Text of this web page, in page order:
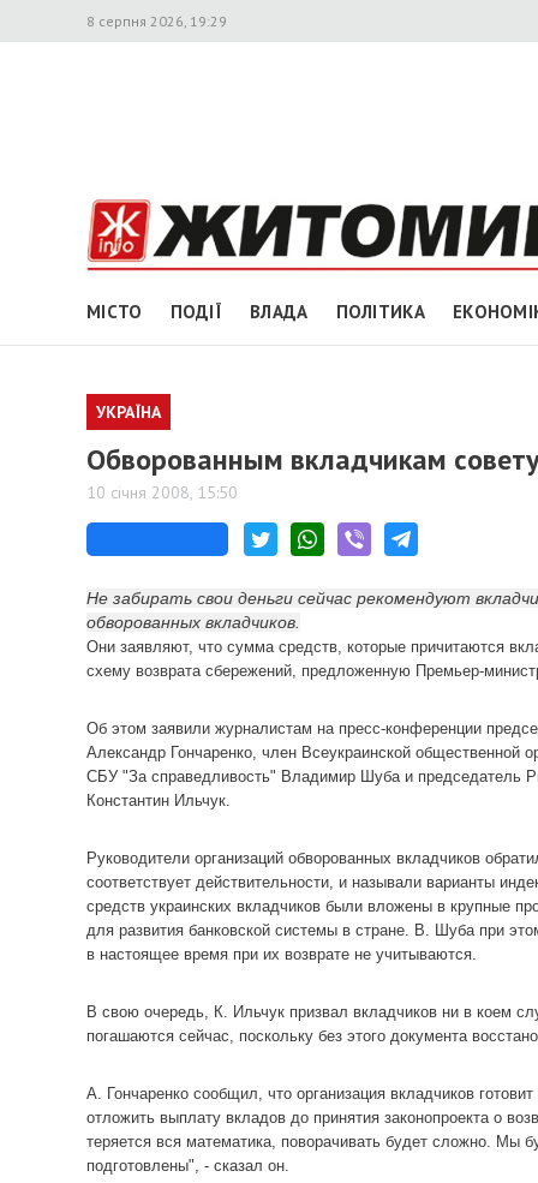
8 серпня 2026, 19:29
МІСТО ПОДІЇ ВЛАДА ПОЛІТИКА
УКРАЇНА
Обворованным вкладчикам
10 січня 2008, 15:50
Не забирать свои деньги сейчас рекомендуют
обворованных вкладчиков.
Они заявляют, что сумма средств, которые причитаются
схему возврата сбережений, предложенную Премьер-
Об этом заявили журналистам на пресс-конференции
Александр Гончаренко, член Всеукраинской
СБУ "За справедливость" Владимир Шуба и председатель
Константин Ильчук.
Руководители организаций обворованных вкладчиков
соответствует действительности, и называли варианты
средств украинских вкладчиков были вложены в крупные
для развития банковской системы в стране. В. Шуба при
в настоящее время при их возврате не учитываются.
В свою очередь, К. Ильчук призвал вкладчиков ни в коем
погашаются сейчас, поскольку без этого документа
А. Гончаренко сообщил, что организация вкладчиков
отложить выплату вкладов до принятия законопроекта о
теряется вся математика, поворачивать будет сложно.
подготовлены", - сказал он.